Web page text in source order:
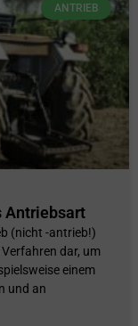
ANTRIEB
Antriebsart
(nicht -antrieb!)
dar, um
einem
und an